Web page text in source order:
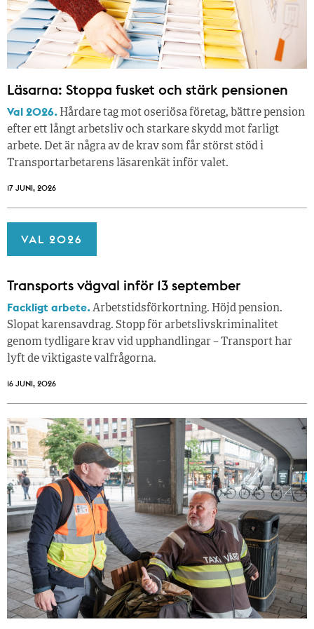
Läsarna: Stoppa fusket och stärk pensionen
Val 2026. Hårdare tag mot oseriösa företag, bättre pension
efter ett långt arbetsliv och starkare skydd mot farligt
arbete. Det är några av de krav som får störst stöd i
Transportarbetarens läsar­enkät inför valet.
17 JUNI, 2026
VAL 2026
Transports vägval inför 13 september
Fackligt arbete.Arbetstidsförkortning. Höjd pension.
Slopat karensavdrag. Stopp för arbetslivskriminalitet
genom tydligare krav vid upphandlingar – Transport har
lyft de viktigaste valfrågorna.
16 JUNI, 2026